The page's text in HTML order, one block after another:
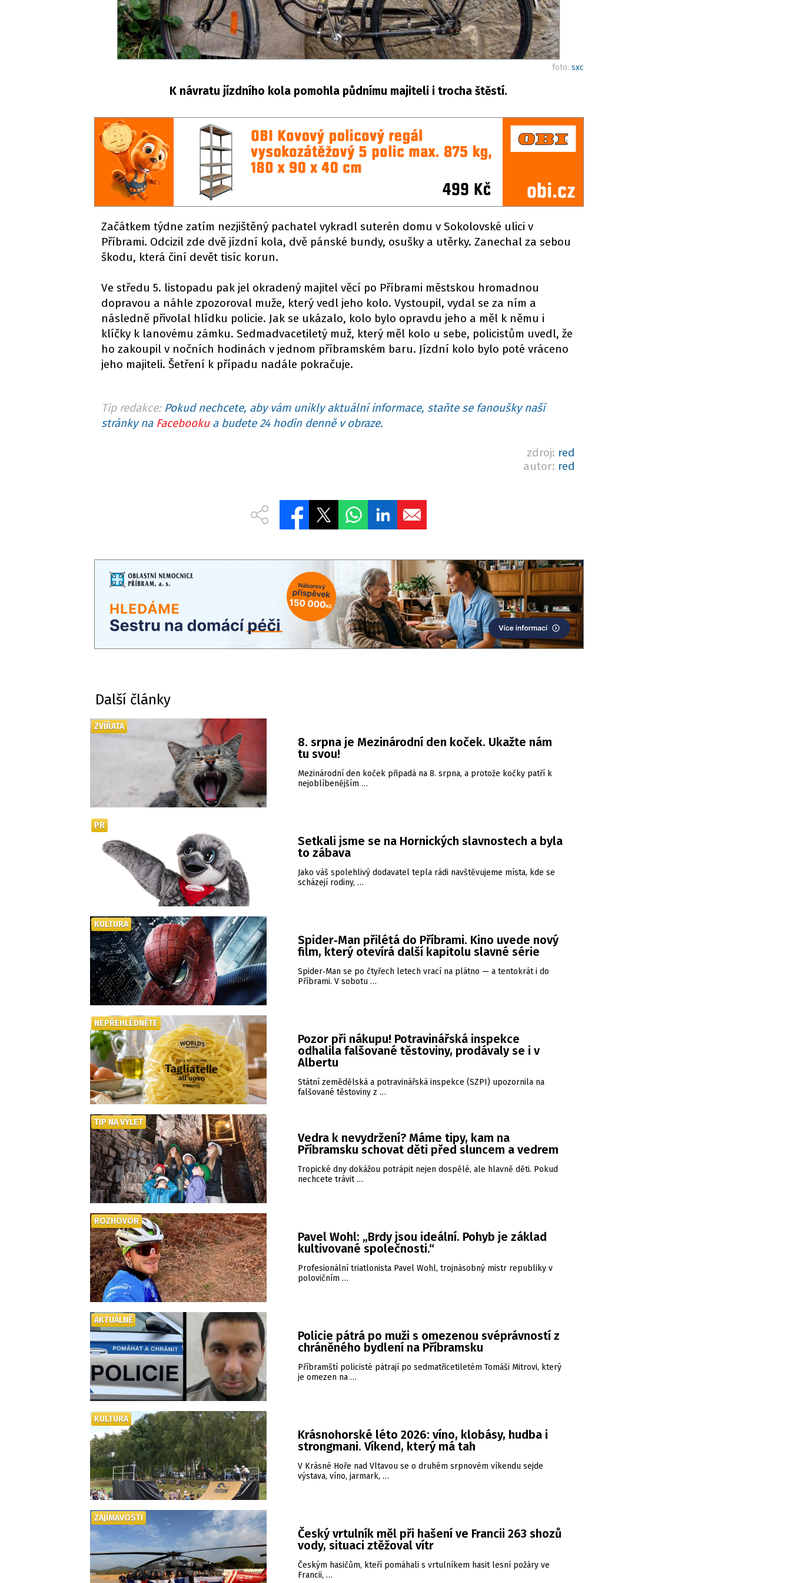
foto: sxc
K návratu jízdního kola pomohla půdnímu majiteli i trocha štěstí.
Začátkem týdne zatím nezjištěný pachatel vykradl suterén domu v Sokolovské ulici v
Příbrami. Odcizil zde dvě jízdní kola, dvě pánské bundy, osušky a utěrky. Zanechal za sebou
škodu, která činí devět tisíc korun.
Ve středu 5. listopadu pak jel okradený majitel věcí po Příbrami městskou hromadnou
dopravou a náhle zpozoroval muže, který vedl jeho kolo. Vystoupil, vydal se za ním a
následně přivolal hlídku policie. Jak se ukázalo, kolo bylo opravdu jeho a měl k němu i
klíčky k lanovému zámku. Sedmadvacetiletý muž, který měl kolo u sebe, policistům uvedl, že
ho zakoupil v nočních hodinách v jednom příbramském baru. Jízdní kolo bylo poté vráceno
jeho majiteli. Šetření k případu nadále pokračuje.
Tip redakce: Pokud nechcete, aby vám unikly aktuální informace, staňte se fanoušky naší
stránky na Facebookua budete 24 hodin denně v obraze.
zdroj: red
autor: red
Další články
8. srpna je Mezinárodní den koček. Ukažte nám
tu svou!
Mezinárodní den koček připadá na 8. srpna, a protože kočky patří k
nejoblíbenějším …
ZVÍŘATA
Setkali jsme se na Hornických slavnostech a byla
to zábava
Jako váš spolehlivý dodavatel tepla rádi navštěvujeme místa, kde se
scházejí rodiny, …
PR
Spider‑Man přilétá do Příbrami. Kino uvede nový
film, který otevírá další kapitolu slavné série
Spider‑Man se po čtyřech letech vrací na plátno — a tentokrát i do
Příbrami. V sobotu …
KULTURA
Pozor při nákupu! Potravinářská inspekce
odhalila falšované těstoviny, prodávaly se i v
Albertu
Státní zemědělská a potravinářská inspekce (SZPI) upozornila na
falšované těstoviny z …
NEPŘEHLÉDNĚTE
Vedra k nevydržení? Máme tipy, kam na
Příbramsku schovat děti před sluncem a vedrem
Tropické dny dokážou potrápit nejen dospělé, ale hlavně děti. Pokud
nechcete trávit …
TIP NA VÝLET
Pavel Wohl: „Brdy jsou ideální. Pohyb je základ
kultivované společnosti.“
Profesionální triatlonista Pavel Wohl, trojnásobný mistr republiky v
polovičním …
ROZHOVOR
Policie pátrá po muži s omezenou svéprávností z
chráněného bydlení na Příbramsku
Příbramští policisté pátrají po sedmatřicetiletém Tomáši Mitrovi, který
je omezen na …
AKTUÁLNĚ
Krásnohorské léto 2026: víno, klobásy, hudba i
strongmani. Víkend, který má tah
V Krásné Hoře nad Vltavou se o druhém srpnovém víkendu sejde
výstava, víno, jarmark, …
KULTURA
Český vrtulník měl při hašení ve Francii 263 shozů
vody, situaci ztěžoval vítr
Českým hasičům, kteří pomáhali s vrtulníkem hasit lesní požáry ve
Francii, …
ZAJÍMAVOSTI